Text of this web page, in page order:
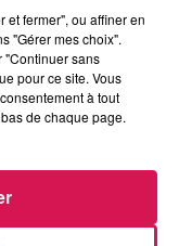
le samedi de
et fermer", ou affiner en
"Gérer mes choix".
"Continuer sans
pour ce site. Vous
à tout
de chaque page.